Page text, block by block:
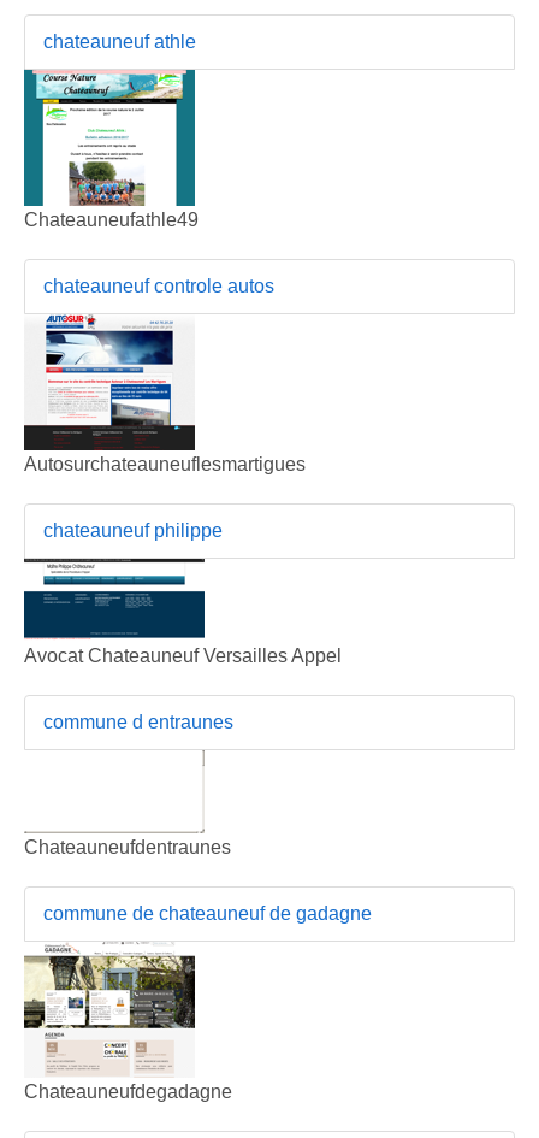
chateauneuf athle
Chateauneufathle49
chateauneuf controle autos
Autosurchateauneuflesmartigues
chateauneuf philippe
Avocat Chateauneuf Versailles Appel
commune d entraunes
Chateauneufdentraunes
commune de chateauneuf de gadagne
Chateauneufdegadagne